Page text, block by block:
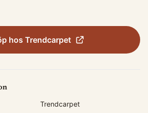
hos Trendcarpet
Trendcarpet